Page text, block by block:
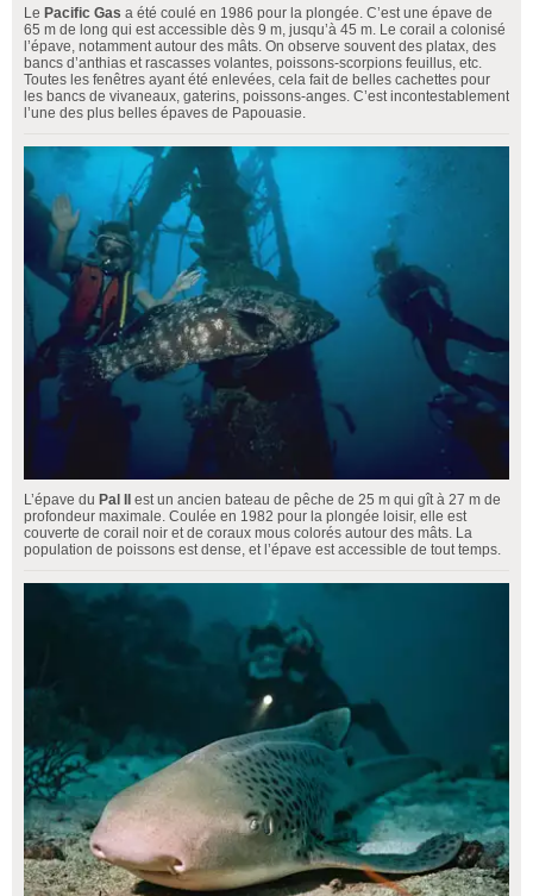
Le Pacific Gas a été coulé en 1986 pour la plongée. C’est une épave de
65 m de long qui est accessible dès 9 m, jusqu’à 45 m. Le corail a colonisé
l’épave, notamment autour des mâts. On observe souvent des platax, des
bancs d’anthias et rascasses volantes, poissons-scorpions feuillus, etc.
Toutes les fenêtres ayant été enlevées, cela fait de belles cachettes pour
les bancs de vivaneaux, gaterins, poissons-anges. C’est incontestablement
l’une des plus belles épaves de Papouasie.
L’épave du Pal II
est un ancien bateau de pêche de 25 m qui gît à 27 m de
profondeur maximale. Coulée en 1982 pour la plongée loisir, elle est
couverte de corail noir et de coraux mous colorés autour des mâts. La
population de poissons est dense, et l’épave est accessible de tout temps.